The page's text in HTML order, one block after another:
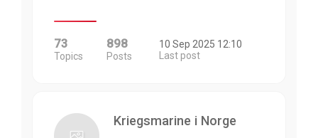
73
Topics
898
Posts
10 Sep 2025 12:10
Last post
Kriegsmarine i Norge